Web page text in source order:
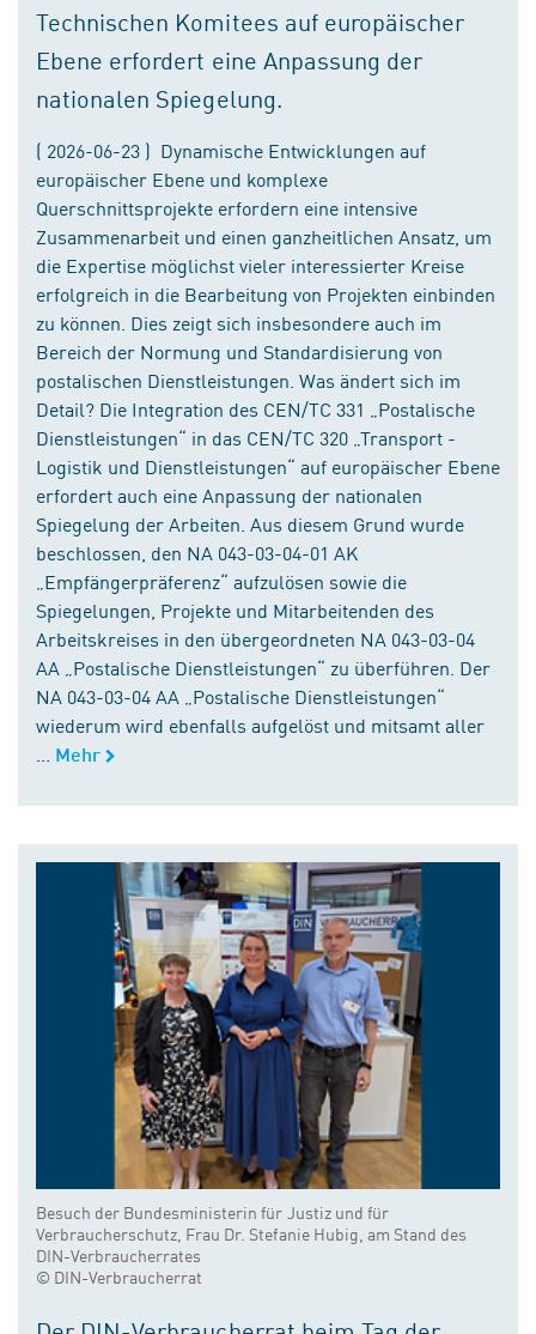
Technischen Komitees auf europäischer
Ebene erfordert eine Anpassung der
nationalen Spiegelung.
( 2026-06-23 ) Dynamische Entwicklungen auf
europäischer Ebene und komplexe
Querschnittsprojekte erfordern eine intensive
Zusammenarbeit und einen ganzheitlichen Ansatz, um
die Expertise möglichst vieler interessierter Kreise
erfolgreich in die Bearbeitung von Projekten einbinden
zu können. Dies zeigt sich insbesondere auch im
Bereich der Normung und Standardisierung von
postalischen Dienstleistungen. Was ändert sich im
Detail? Die Integration des CEN/TC 331 „Postalische
Dienstleistungen“ in das CEN/TC 320 „Transport -
Logistik und Dienstleistungen“ auf europäischer Ebene
erfordert auch eine Anpassung der nationalen
Spiegelung der Arbeiten. Aus diesem Grund wurde
beschlossen, den NA 043-03-04-01 AK
„Empfängerpräferenz“ aufzulösen sowie die
Spiegelungen, Projekte und Mitarbeitenden des
Arbeitskreises in den übergeordneten NA 043-03-04
AA „Postalische Dienstleistungen“ zu überführen. Der
NA 043-03-04 AA „Postalische Dienstleistungen“
wiederum wird ebenfalls aufgelöst und mitsamt aller
Mehr
Besuch der Bundesministerin für Justiz und für
Verbraucherschutz, Frau Dr. Stefanie Hubig, am Stand des
DIN-Verbraucherrates
© DIN-Verbraucherrat